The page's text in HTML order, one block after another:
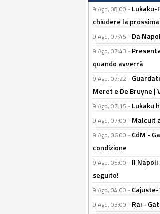
9 Ago, 08:00 -
chiudere la
9 Ago, 07:45 - Da
9 Ago, 07:43 -
quando avverrà
9 Ago, 07:22 -
Meret e De Bruyne |
9 Ago, 07:15 - Lukaku
9 Ago, 07:00 - Malcuit
9 Ago, 06:00 - CdM -
condizione
9 Ago, 05:00 - Il
seguito!
9 Ago, 04:00 -
9 Ago, 03:00 - Rai -